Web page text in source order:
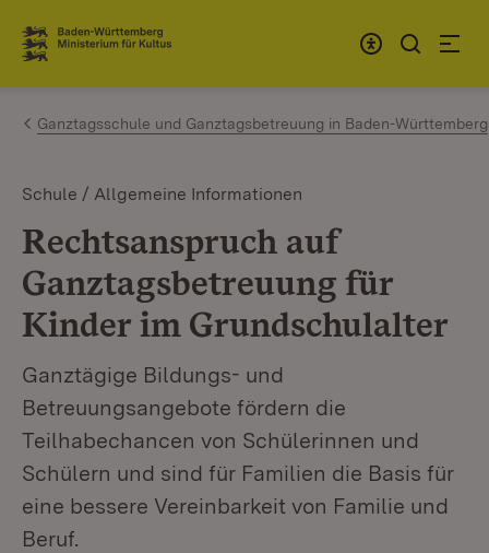
Zum Inhalt springen
Link zur Startseite
Ganztagsschule und Ganztagsbetreuung in Baden-Württemberg
Schule / Allgemeine Informationen
Rechtsanspruch auf
Ganztagsbetreuung für
Kinder im Grundschulalter
Ganztägige Bildungs- und
Betreuungsangebote fördern die
Teilhabechancen von Schülerinnen und
Schülern und sind für Familien die Basis für
eine bessere Vereinbarkeit von Familie und
Beruf.